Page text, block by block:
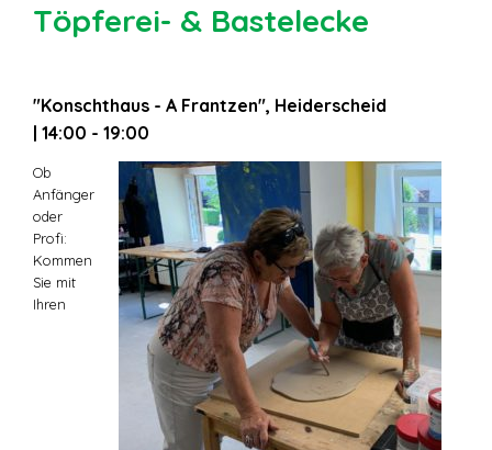
Töpferei- & Bastelecke
"Konschthaus - A Frantzen", Heiderscheid
| 14:00 - 19:00
Ob
Anfänger
oder
Profi:
Kommen
Sie mit
Ihren